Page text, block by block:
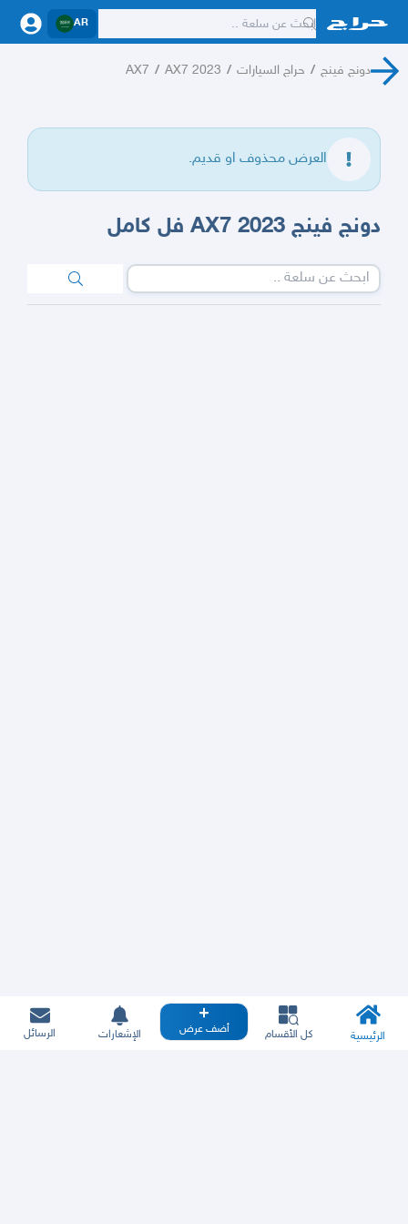
AR
دونج فينج / حراج السيارات /
AX7 2023
/
AX7
العرض محذوف او قديم.
دونج فينج AX7 2023 فل كامل
الرئيسية كل الأقسام أضف عرض الإشعارات الرسائل